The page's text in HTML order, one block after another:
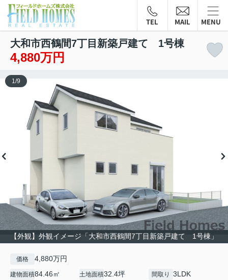
TEL MAIL MENU
大和市西鶴間7丁目新築戸建て 1号棟
4,880万円
【外観】外観イメージ「大和市西鶴間7丁目新築戸建て 1号棟」
1 /9
価格 4,880万円
建物面積84.46㎡ 土地面積32.4坪
間取り 3LDK